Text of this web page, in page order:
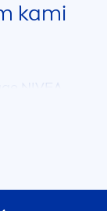
kami
NIVEA
kulitmu,
di